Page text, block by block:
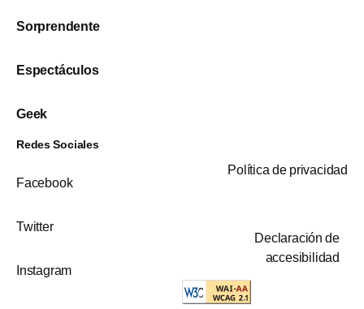
Sorprendente
Espectáculos
Geek
Redes Sociales
Facebook
Twitter
Instagram
Política de privacidad
Declaración de
accesibilidad